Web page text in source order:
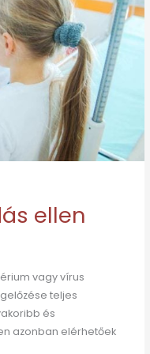
ellen
vagy vírus
teljes
és
azonban elérhetőek